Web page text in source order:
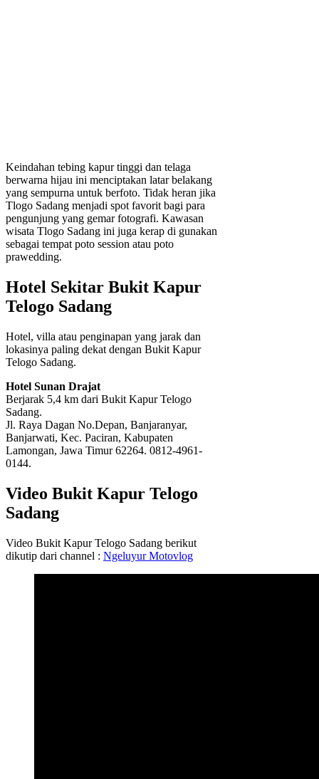
Keindahan tebing kapur tinggi dan telaga
berwarna hijau ini menciptakan latar belakang
yang sempurna untuk berfoto. Tidak heran jika
Tlogo Sadang menjadi spot favorit bagi para
pengunjung yang gemar fotografi. Kawasan
wisata Tlogo Sadang ini juga kerap di gunakan
sebagai tempat poto session atau poto
prawedding.
Hotel Sekitar Bukit Kapur
Telogo Sadang
Hotel, villa atau penginapan yang jarak dan
lokasinya paling dekat dengan Bukit Kapur
Telogo Sadang.
Hotel Sunan Drajat
Berjarak 5,4 km dari Bukit Kapur Telogo
Sadang.
Jl. Raya Dagan No.Depan, Banjaranyar,
Banjarwati, Kec. Paciran, Kabupaten
Lamongan, Jawa Timur 62264. 0812-4961-
0144.
Video Bukit Kapur Telogo
Sadang
Video Bukit Kapur Telogo Sadang berikut
dikutip dari channel : Ngeluyur Motovlog